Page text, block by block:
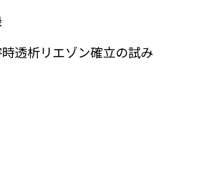
透析リエゾン確立の試み